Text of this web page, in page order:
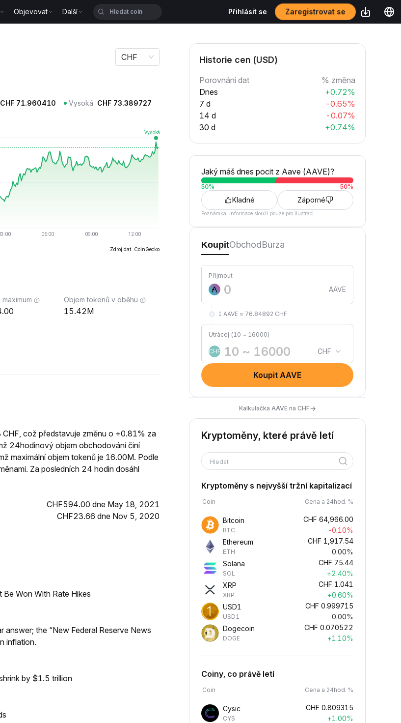
Objevovat Další Přihlásit se Zaregistrovat se
CHF
CHF 71.960410 Vysoká CHF 73.389727
Zdroj dat: CoinGecko
Objem tokenů v oběhu
15.42M
což představuje změnu o +0.81% za
24hodinový objem obchodování činí
maximální objem tokenů je 16.00M. Podle
Za posledních 24 hodin dosáhl
CHF594.00 dne May 18, 2021
CHF23.66 dne Nov 5, 2020
Be Won With Rate Hikes
answer; the “New Federal Reserve News
inflation.
by $1.5 trillion
Historie cen (USD)
Porovnání dat
% změna
Dnes
+0.72%
7 d
-0.65%
14 d
-0.07%
30 d
+0.74%
Jaký máš dnes pocit z Aave (AAVE)?
50% 50%
Kladné Záporné
Poznámka: Informace slouží pouze pro ilustraci.
KoupitObchodBurza
Přijmout
AAVE
1 AAVE ≈ 76.84892 CHF
Utrácej (10 ~ 16000)
CHF CHF
Koupit AAVE
Kalkulačka AAVE na CHF→
Kryptoměny, které právě letí
Hledat
Kryptoměny s nejvyšší tržní kapitalizací
Coin Cena a 24hod. %
Bitcoin
BTC
CHF 64,966.00
-0.10%
Ethereum
ETH
CHF 1,917.54
0.00%
Solana
SOL
CHF 75.44
+2.40%
XRP
XRP
CHF 1.041
+0.60%
USD1
USD1
CHF 0.999715
0.00%
Dogecoin
DOGE
CHF 0.070522
+1.10%
Coiny, co právě letí
Coin Cena a 24hod. %
Cysic
CYS
CHF 0.809315
+1.00%